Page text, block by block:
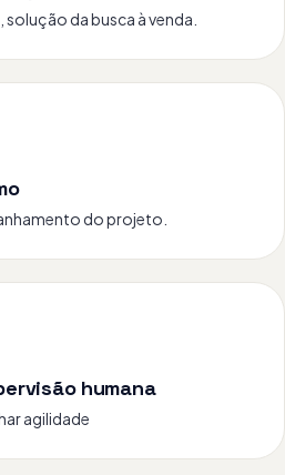
da busca à venda.
do projeto.
humana
agilidade